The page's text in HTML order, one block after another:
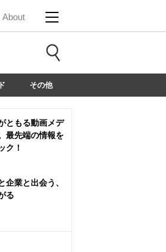
About
その他
ともる動画メデ
最先端の情報を
ク！
企業と出会う、
る